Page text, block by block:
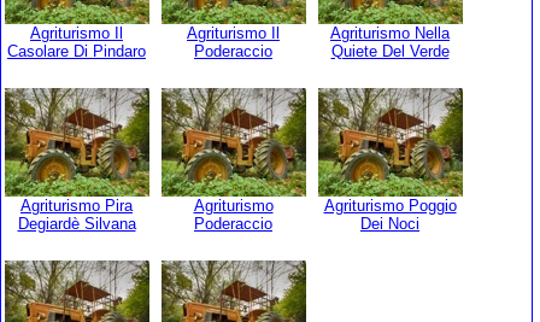
Agriturismo Il
Casolare Di Pindaro
Agriturismo Il
Poderaccio
Agriturismo Nella
Quiete Del Verde
Agriturismo Pira
Degiardè Silvana
Agriturismo
Poderaccio
Agriturismo Poggio
Dei Noci